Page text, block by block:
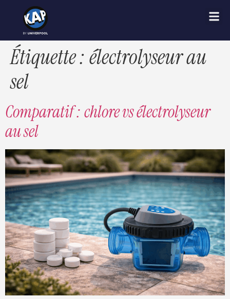
Étiquette :électrolyseur au
sel
Comparatif : chlore vs électrolyseur
au sel